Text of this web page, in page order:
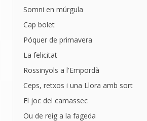
Somni en múrgula
Cap bolet
Póquer de primavera
La felicitat
Rossinyols a l'Empordà
Ceps, retxos i una Llora amb sort
El joc del camassec
Ou de reig a la fageda